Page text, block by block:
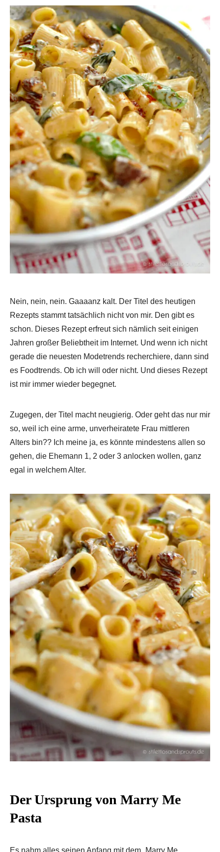
Nein, nein, nein. Gaaaanz kalt. Der Titel des heutigen
Rezepts stammt tatsächlich nicht von mir. Den gibt es
schon. Dieses Rezept erfreut sich nämlich seit einigen
Jahren großer Beliebtheit im Internet. Und wenn ich nicht
gerade die neuesten Modetrends recherchiere, dann sind
es Foodtrends. Ob ich will oder nicht. Und dieses Rezept
ist mir immer wieder begegnet.
Zugegen, der Titel macht neugierig. Oder geht das nur mir
so, weil ich eine arme, unverheiratete Frau mittleren
Alters bin?? Ich meine ja, es könnte mindestens allen so
gehen, die Ehemann 1, 2 oder 3 anlocken wollen, ganz
egal in welchem Alter.
Der Ursprung von Marry Me
Pasta